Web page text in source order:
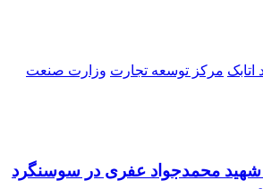
مرکز توسعه تجارت وزارت صنعت
محمدجواد عفری در سوسنگرد